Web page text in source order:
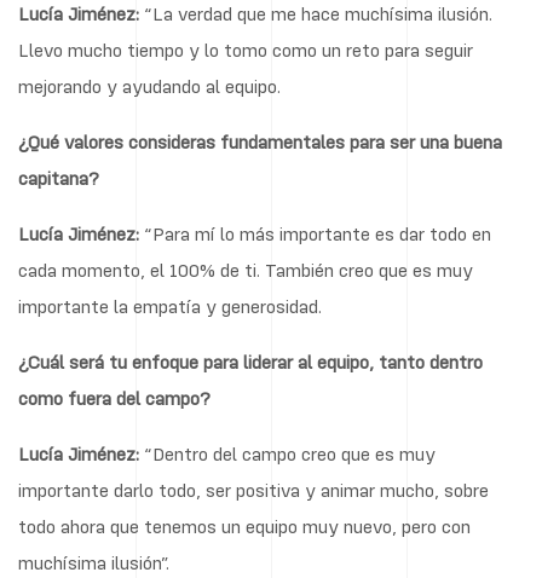
Lucía Jiménez: “La verdad que me hace muchísima ilusión.
Llevo mucho tiempo y lo tomo como un reto para seguir
mejorando y ayudando al equipo.
¿Qué valores consideras fundamentales para ser una buena
capitana?
Lucía Jiménez: “Para mí lo más importante es dar todo en
cada momento, el 100% de ti. También creo que es muy
importante la empatía y generosidad.
¿Cuál será tu enfoque para liderar al equipo, tanto dentro
como fuera del campo?
Lucía Jiménez: “Dentro del campo creo que es muy
importante darlo todo, ser positiva y animar mucho, sobre
todo ahora que tenemos un equipo muy nuevo, pero con
muchísima ilusión”.